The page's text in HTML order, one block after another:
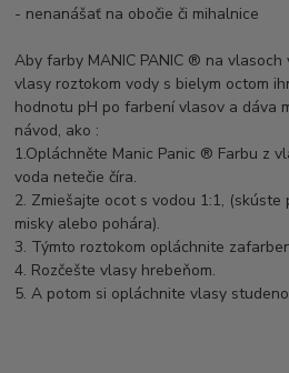
- nenanášať na obočie či mihalnice
Aby farby MANIC PANIC ® na
vlasy roztokom vody s bielym octom
hodnotu pH po farbení vlasov a dáva
návod, ako :
1.Opláchněte Manic Panic ® Farbu z
voda netečie číra.
2. Zmiešajte ocot s vodou 1:1,
misky alebo pohára).
3. Týmto roztokom opláchnite
4. Rozčešte vlasy hrebeňom.
5. A potom si opláchnite vlasy